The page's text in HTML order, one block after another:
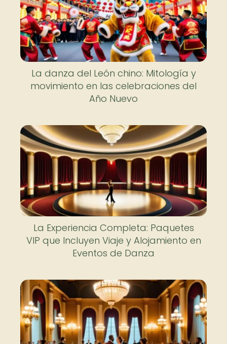
La danza del León chino: Mitología y
movimiento en las celebraciones del
Año Nuevo
La Experiencia Completa: Paquetes
VIP que Incluyen Viaje y Alojamiento en
Eventos de Danza